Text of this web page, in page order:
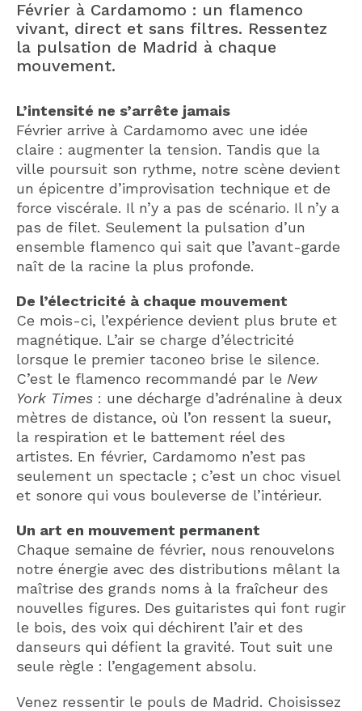
Février à Cardamomo : un flamenco
vivant, direct et sans filtres. Ressentez
la pulsation de Madrid à chaque
mouvement.
L’intensité ne s’arrête jamais
Février arrive à Cardamomo avec une idée
claire : augmenter la tension. Tandis que la
ville poursuit son rythme, notre scène devient
un épicentre d’improvisation technique et de
force viscérale. Il n’y a pas de scénario. Il n’y a
pas de filet. Seulement la pulsation d’un
ensemble flamenco qui sait que l’avant-garde
naît de la racine la plus profonde.
De l’électricité à chaque mouvement
Ce mois-ci, l’expérience devient plus brute et
magnétique. L’air se charge d’électricité
lorsque le premier taconeo brise le silence.
C’est le flamenco recommandé par le New
York Times : une décharge d’adrénaline à deux
mètres de distance, où l’on ressent la sueur,
la respiration et le battement réel des
artistes. En février, Cardamomo n’est pas
seulement un spectacle ; c’est un choc visuel
et sonore qui vous bouleverse de l’intérieur.
Un art en mouvement permanent
Chaque semaine de février, nous renouvelons
notre énergie avec des distributions mêlant la
maîtrise des grands noms à la fraîcheur des
nouvelles figures. Des guitaristes qui font rugir
le bois, des voix qui déchirent l’air et des
danseurs qui défient la gravité. Tout suit une
seule règle : l’engagement absolu.
Venez ressentir le pouls de Madrid. Choisissez